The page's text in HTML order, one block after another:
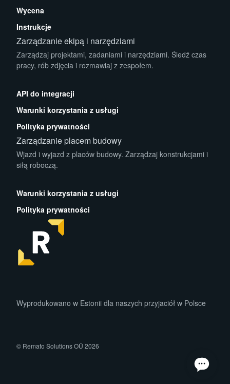
Wycena
Instrukcje
Zarządzanie ekipą i narzędziami
Zarządzaj projektami, zadaniami i narzędziami. Śledź czas
pracy, rób zdjęcia i rozmawiaj z zespołem.
API do integracji
Warunki korzystania z usługi
Polityka prywatności
Zarządzanie placem budowy
Wjazd i wyjazd z placów budowy. Zarządzaj konstrukcjami i
siłą roboczą.
Warunki korzystania z usługi
Polityka prywatności
Wyprodukowano w Estonii dla naszych przyjaciół w Polsce
© Remato Solutions OÜ 2026